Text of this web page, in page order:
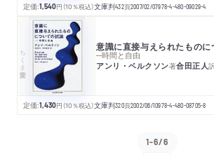
定価:1,540円 （10％税込）文庫判432頁2007/02/07978-4-480-09029-4
ちくま学芸文庫 意識に直接与えられたもの
─時間と自由
アンリ・ベルクソン著合田正人
定価:1,430円 （10％税込）文庫判320頁2002/06/10978-4-480-08705-8
1-6/6